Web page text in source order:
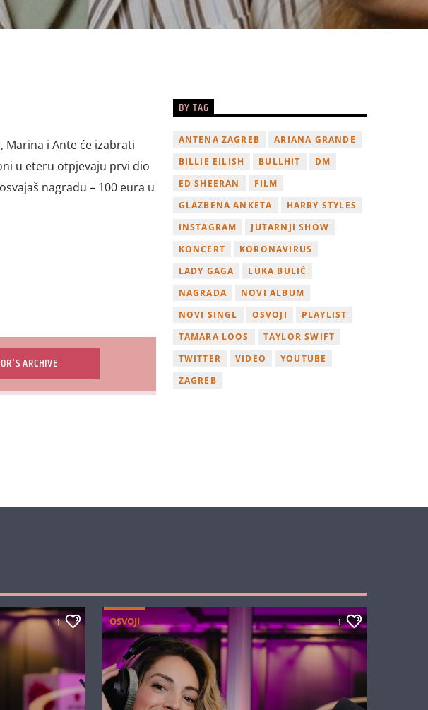
Marina i Ante će izabrati
u eteru otpjevaju prvi dio
nagradu – 100 eura u
ARCHIVE
BY TAG
ANTENA ZAGREB
ARIANA GRANDE
BILLIE EILISH
BULLHIT
DM
ED SHEERAN
FILM
GLAZBENA ANKETA
HARRY STYLES
INSTAGRAM
JUTARNJI SHOW
KONCERT
KORONAVIRUS
LADY GAGA
LUKA BULIĆ
NAGRADA
NOVI ALBUM
NOVI SINGL
OSVOJI
PLAYLIST
TAMARA LOOS
TAYLOR SWIFT
TWITTER
VIDEO
YOUTUBE
ZAGREB
1 OSVOJI 1